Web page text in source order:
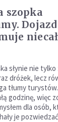
szopka
Dojazd
słynie nie
dróżek, lecz
tłumy
godzinę, więc
dla osób,
je